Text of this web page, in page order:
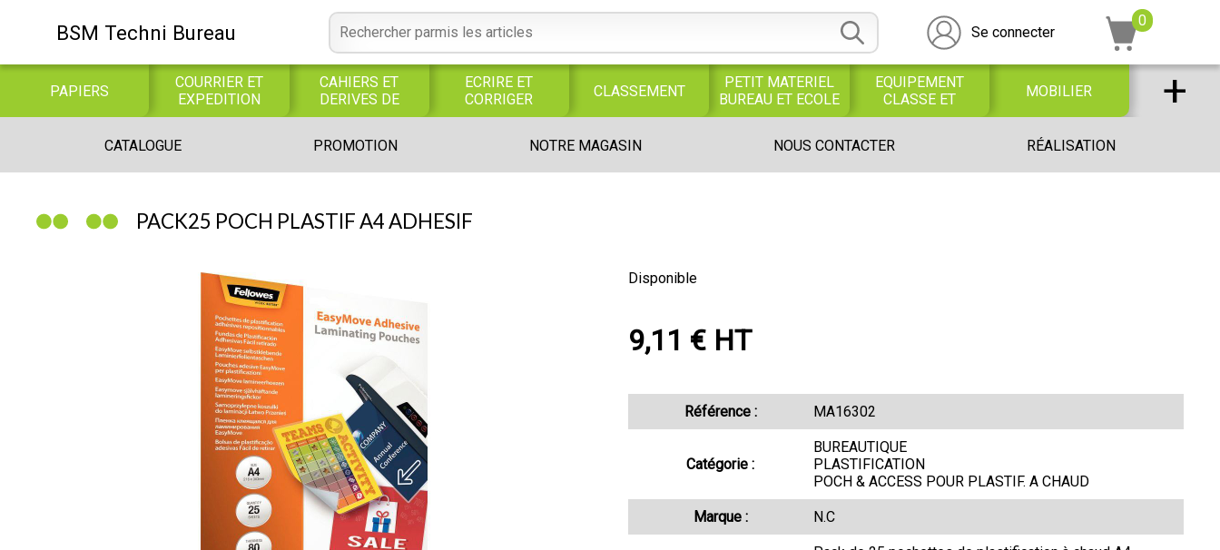
BSM Techni Bureau Se connecter
0
PAPIERS
COURRIER ET
EXPEDITION
CAHIERS ET
DERIVES DE
PAPIER
ECRIRE ET
CORRIGER
CLASSEMENT
PETIT MATERIEL
BUREAU ET ECOLE
EQUIPEMENT
CLASSE ET
BUREAU
MOBILIER
BUREAUTIQUE INFORMATIQUE
INFORMATIQUES
ALIMENTAIRES
MANUELS
PROFESSIONNEL
UNIVERS PETITE
ENFANCE
+
CATALOGUE PROMOTION NOTRE MAGASIN NOUS CONTACTER RÉALISATION
PACK25 POCH PLASTIF A4 ADHESIF
Disponible
9,11 € HT
Référence : MA16302
Catégorie :
BUREAUTIQUE
PLASTIFICATION
POCH & ACCESS POUR PLASTIF. A CHAUD
Marque : N.C